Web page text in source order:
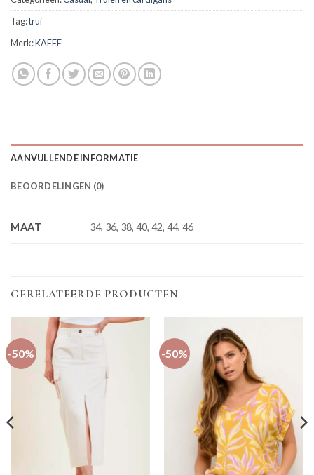
Tag:trui
Merk:KAFFE
AANVULLENDE INFORMATIE
BEOORDELINGEN (0)
MAAT 34, 36, 38, 40, 42, 44, 46
GERELATEERDE PRODUCTEN
-50% -50%